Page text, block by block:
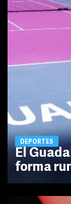
DEPORTES
El
forma